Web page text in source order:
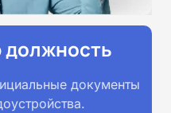
должность
документы